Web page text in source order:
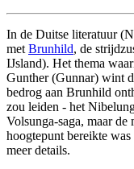
In de Duitse literatuur
met Brunhild, de
IJsland). Het thema
Gunther (Gunnar) wint
bedrog aan Brunhild
zou leiden - het
Volsunga-saga, maar
hoogtepunt bereikte
meer details.